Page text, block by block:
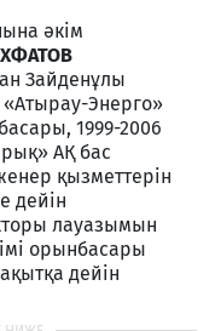
әкім
Зайденұлы
Энерго»
1999-2006
АҚ бас
қызметтерін
дейін
лауазымын
орынбасары
дейін